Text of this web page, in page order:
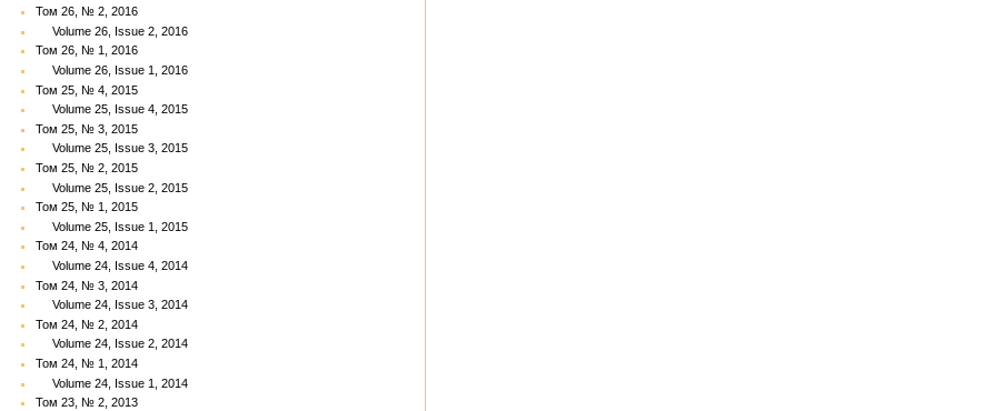
Том 26, № 2, 2016
Volume 26, Issue 2, 2016
Том 26, № 1, 2016
Volume 26, Issue 1, 2016
Том 25, № 4, 2015
Volume 25, Issue 4, 2015
Том 25, № 3, 2015
Volume 25, Issue 3, 2015
Том 25, № 2, 2015
Volume 25, Issue 2, 2015
Том 25, № 1, 2015
Volume 25, Issue 1, 2015
Том 24, № 4, 2014
Volume 24, Issue 4, 2014
Том 24, № 3, 2014
Volume 24, Issue 3, 2014
Том 24, № 2, 2014
Volume 24, Issue 2, 2014
Том 24, № 1, 2014
Volume 24, Issue 1, 2014
Том 23, № 2, 2013